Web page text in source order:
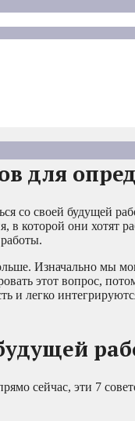
для
со своей будущей
которой они хотят
Изначально мы
этот вопрос,
и легко
сейчас, эти 7